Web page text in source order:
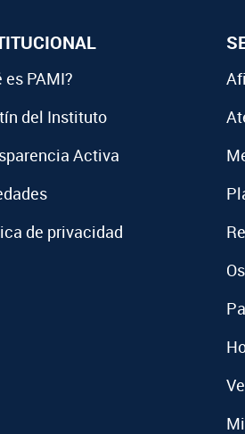
es PAMI?
del Instituto
Activa
de privacidad